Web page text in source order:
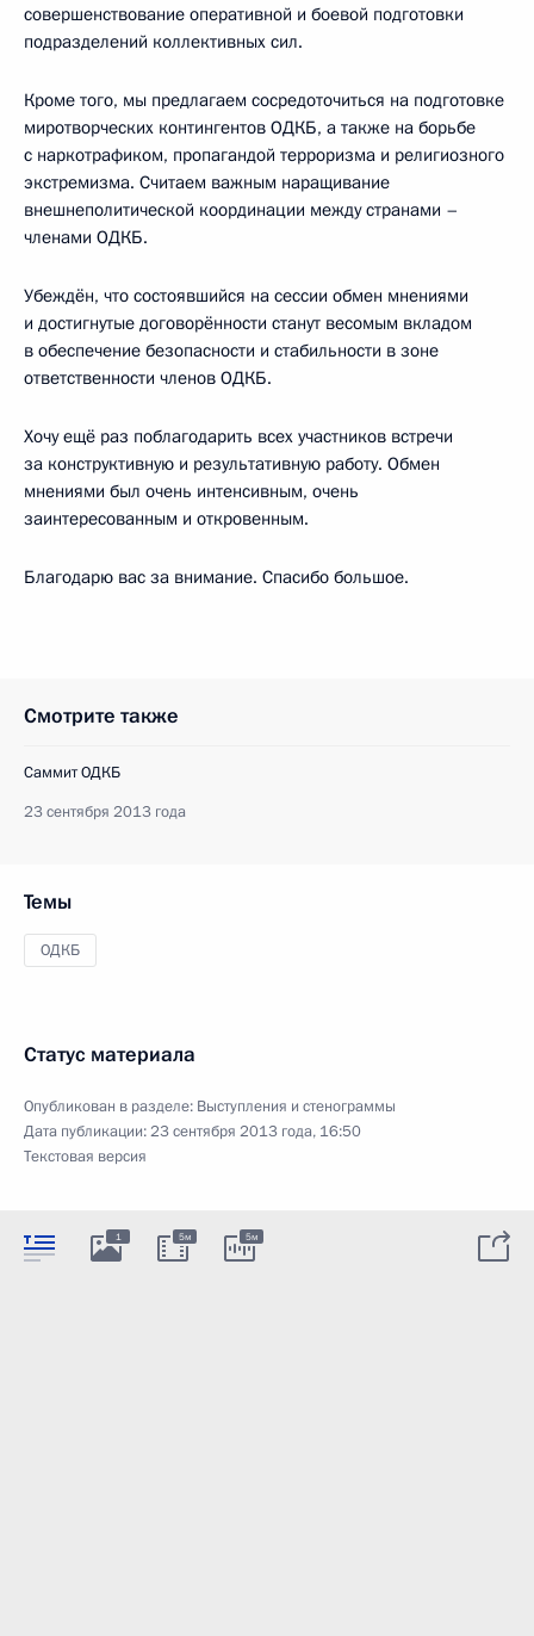
совершенствование оперативной и боевой подготовки
подразделений коллективных сил.
Кроме того, мы предлагаем сосредоточиться на подготовке
миротворческих контингентов ОДКБ, а также на борьбе
с наркотрафиком, пропагандой терроризма и религиозного
экстремизма. Считаем важным наращивание
внешнеполитической координации между странами –
членами ОДКБ.
Убеждён, что состоявшийся на сессии обмен мнениями
и достигнутые договорённости станут весомым вкладом
в обеспечение безопасности и стабильности в зоне
ответственности членов ОДКБ.
Хочу ещё раз поблагодарить всех участников встречи
за конструктивную и результативную работу. Обмен
мнениями был очень интенсивным, очень
заинтересованным и откровенным.
Благодарю вас за внимание. Спасибо большое.
Смотрите также
Саммит ОДКБ
23 сентября 2013 года
Темы
ОДКБ
Статус материала
Опубликован в разделе: Выступления и стенограммы
Дата публикации:23 сентября 2013 года, 16:50
Текстовая версия
1 5м 5м